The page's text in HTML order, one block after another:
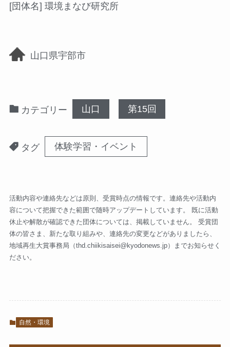
[団体名] 環境まなび研究所
山口県宇部市
カテゴリー 山口 第15回
タグ 体験学習・イベント
活動内容や連絡先などは原則、受賞時点の情報です。連絡先や活動内
容について把握できた範囲で随時アップデートしています。 既に活動
休止や解散が確認できた団体については、掲載していません。 受賞団
体の皆さま、新たな取り組みや、連絡先の変更などがありましたら、
地域再生大賞事務局（thd.chiikisaisei@kyodonews.jp）までお知らせく
ださい。
自然・環境